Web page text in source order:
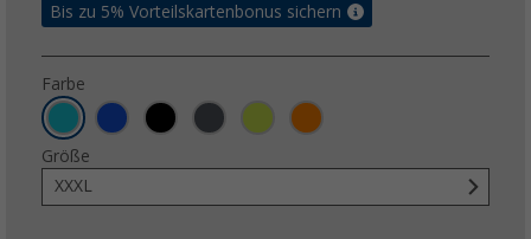
Bis zu 5% Vorteilskartenbonus sichern
Farbe
Größe
XXXL